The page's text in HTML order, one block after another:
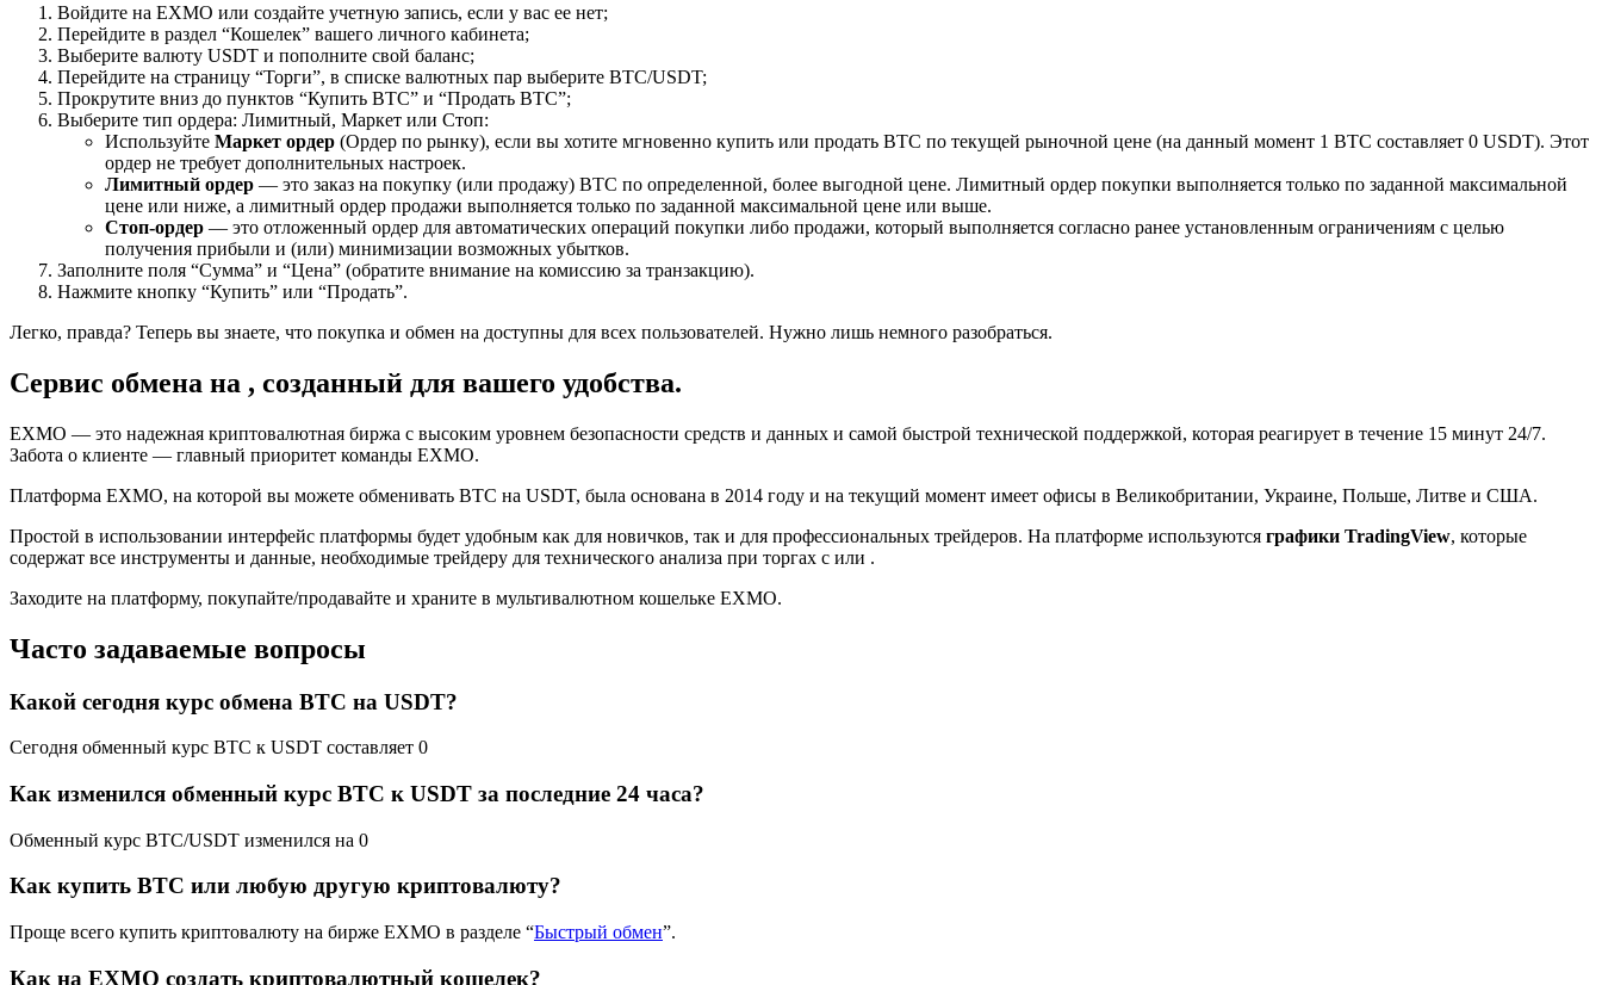
Войдите на EXMO или создайте учетную запись, если у вас ее нет;
Перейдите в раздел “Кошелек” вашего личного кабинета;
Выберите валюту USDT и пополните свой баланс;
Перейдите на страницу “Торги”, в списке валютных пар выберите BTC/USDT;
Прокрутите вниз до пунктов “Купить BTC” и “Продать BTC”;
Выберите тип ордера: Лимитный, Маркет или Стоп:
Используйте Маркет ордер (Ордер по рынку), если вы хотите мгновенно купить или продать BTC по текущей рыночной цене (на данный момент 1 BTC составляет 0 USDT). Этот
ордер не требует дополнительных настроек.
Лимитный ордер — это заказ на покупку (или продажу) BTC по определенной, более выгодной цене. Лимитный ордер покупки выполняется только по заданной максимальной
цене или ниже, а лимитный ордер продажи выполняется только по заданной максимальной цене или выше.
Стоп-ордер — это отложенный ордер для автоматических операций покупки либо продажи, который выполняется согласно ранее установленным ограничениям с целью
получения прибыли и (или) минимизации возможных убытков.
Заполните поля “Сумма” и “Цена” (обратите внимание на комиссию за транзакцию).
Нажмите кнопку “Купить” или “Продать”.
Легко, правда? Теперь вы знаете, что покупка и обмен на доступны для всех пользователей. Нужно лишь немного разобраться.
Сервис обмена на , созданный для вашего удобства.
EXMO — это надежная криптовалютная биржа с высоким уровнем безопасности средств и данных и самой быстрой технической поддержкой, которая реагирует в течение 15 минут 24/7.
Забота о клиенте — главный приоритет команды EXMO.
Платформа EXMO, на которой вы можете обменивать BTC на USDT, была основана в 2014 году и на текущий момент имеет офисы в Великобритании, Украине, Польше, Литве и США.
Простой в использовании интерфейс платформы будет удобным как для новичков, так и для профессиональных трейдеров. На платформе используются графики TradingView, которые
содержат все инструменты и данные, необходимые трейдеру для технического анализа при торгах с или .
Заходите на платформу, покупайте/продавайте и храните в мультивалютном кошельке EXMO.
Часто задаваемые вопросы
Какой сегодня курс обмена BTC на USDT?
Сегодня обменный курс BTC к USDT составляет 0
Как изменился обменный курс BTC к USDT за последние 24 часа?
Обменный курс BTC/USDT изменился на 0
Как купить BTC или любую другую криптовалюту?
Проще всего купить криптовалюту на бирже EXMO в разделе “Быстрый обмен”.
Как на EXMO создать криптовалютный кошелек?